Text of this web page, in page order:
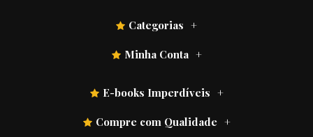
Categorias
Minha Conta
E-books Imperdíveis
Compre com Qualidade